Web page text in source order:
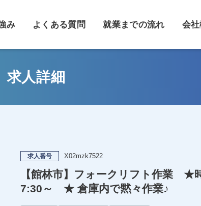
み よくある質問 就業までの流れ 会
求人詳細
求人番号 X02mzk7522
【館林市】フォークリフト作業 ★
7:30～ ★ 倉庫内で黙々作業♪